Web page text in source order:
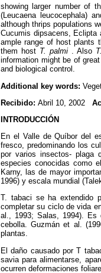
showing larger number of
(Leucaena leucocephala)
although thrips populations
Cucumis dipsacens, Eclipta
ample range of host plants
them host T. palmi . Also
information might be of
and biological control.
Additional key words:
Recibido: Abril 10, 2002
INTRODUCCIÓN
En el Valle de Quíbor del
fresco, predominando los
por varios insectos- plaga
especies conocidas como
Karny, las de mayor
1996) y escala mundial
T. tabaci se ha extendido
completar su ciclo de vida
al., 1993; Salas, 1994). Es
cebolla. Guzmán et al.
plantas.
El daño causado por T
savia para alimentarse,
ocurren deformaciones